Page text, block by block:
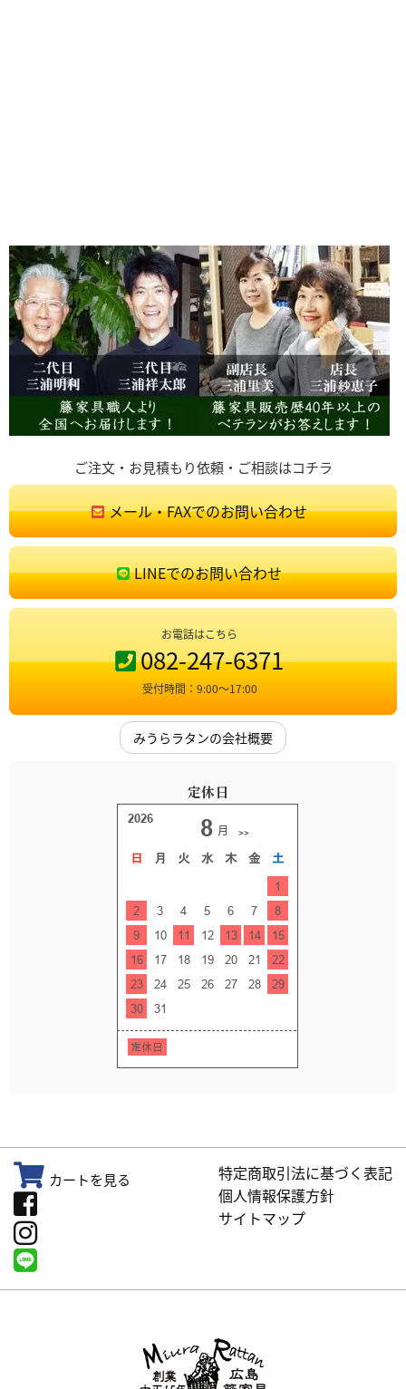
ご注文・お見積もり依頼・ご相談はコチラ
メール・FAXでのお問い合わせ
LINEでのお問い合わせ
お電話はこちら
082-247-6371
受付時間：9:00〜17:00
みうらラタンの会社概要
定休日
カートを見る
特定商取引法に基づく表記
個人情報保護方針
サイトマップ